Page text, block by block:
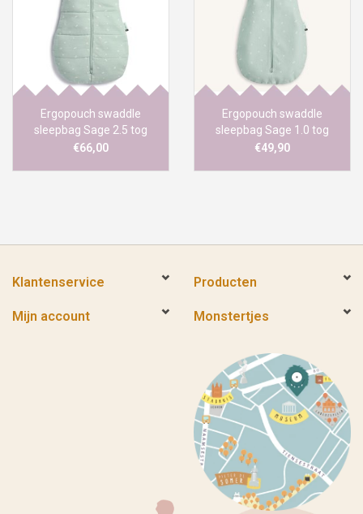
Ergopouch swaddle
sleepbag Sage 2.5 tog
€66,00
Ergopouch swaddle
sleepbag Sage 1.0 tog
€49,90
Klantenservice Producten
Mijn account Monstertjes